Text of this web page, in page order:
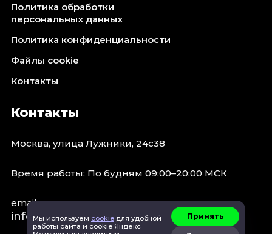
Август 2026
Октябрь 2026
Январь 2027
Площадки
Политика обработки
персональных данных
Политика конфиденциальности
Файлы cookie
Контакты
Контакты
Москва, улица Лужники, 24с38
Время работы: По будням 09:00–20:00 МСК
email:
info@concert.moscow
Мы используем cookie для удобной
работы сайта и cookie Яндекс
Принять